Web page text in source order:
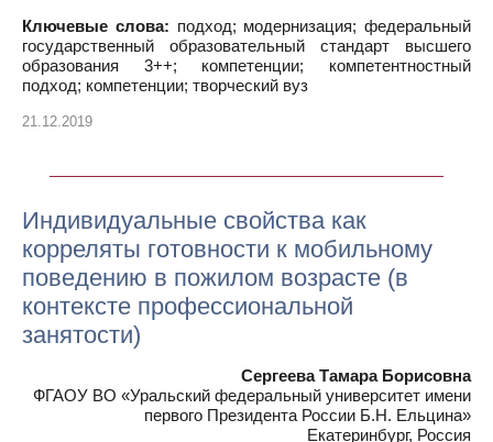
Ключевые слова: подход; модернизация; федеральный
государственный образовательный стандарт высшего
образования 3++; компетенции; компетентностный
подход; компетенции; творческий вуз
21.12.2019
Индивидуальные свойства как
корреляты готовности к мобильному
поведению в пожилом возрасте (в
контексте профессиональной
занятости)
Сергеева Тамара Борисовна
ФГАОУ ВО «Уральский федеральный университет имени
первого Президента России Б.Н. Ельцина»
Екатеринбург, Россия